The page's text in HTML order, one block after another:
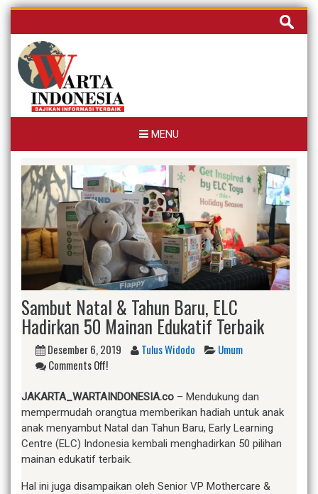
Skip
content
Cari
untuk:
MENU
Sambut Natal & Tahun Baru, ELC
Hadirkan 50 Mainan Edukatif Terbaik
Desember 6, 2019 Tulus Widodo
Umum
Comments Off!
JAKARTA_WARTAINDONESIA.co – Mendukung dan
mempermudah orangtua memberikan hadiah untuk anak
anak menyambut Natal dan Tahun Baru, Early Learning
Centre (ELC) Indonesia kembali menghadirkan 50 pilihan
mainan edukatif terbaik.
Hal ini juga disampaikan oleh Senior VP Mothercare &